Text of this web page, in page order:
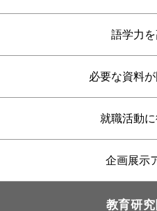
語学力
必要な資料
就職活動
企画展示
教育研